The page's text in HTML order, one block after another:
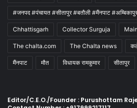
#जनपद #पंचायत #सीतापुर #बतौली #मैंनपाट #अम्बिकापुर
Chhattisgarh Collector Surguja
The chalta.com The Chalta news
मैंनपाट मौत विधायक रामकुमार सीतापुर
Editor/C.E.O./Founder : Purushottam